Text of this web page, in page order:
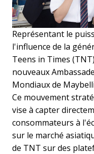
Représentant le
l'influence de la
Teens in Times
nouveaux
Mondiaux de
Ce mouvement
vise à capter
consommateurs à
sur le marché
de TNT sur des